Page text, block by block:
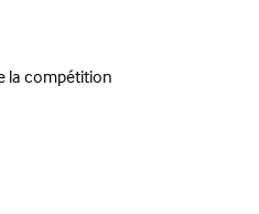
la compétition